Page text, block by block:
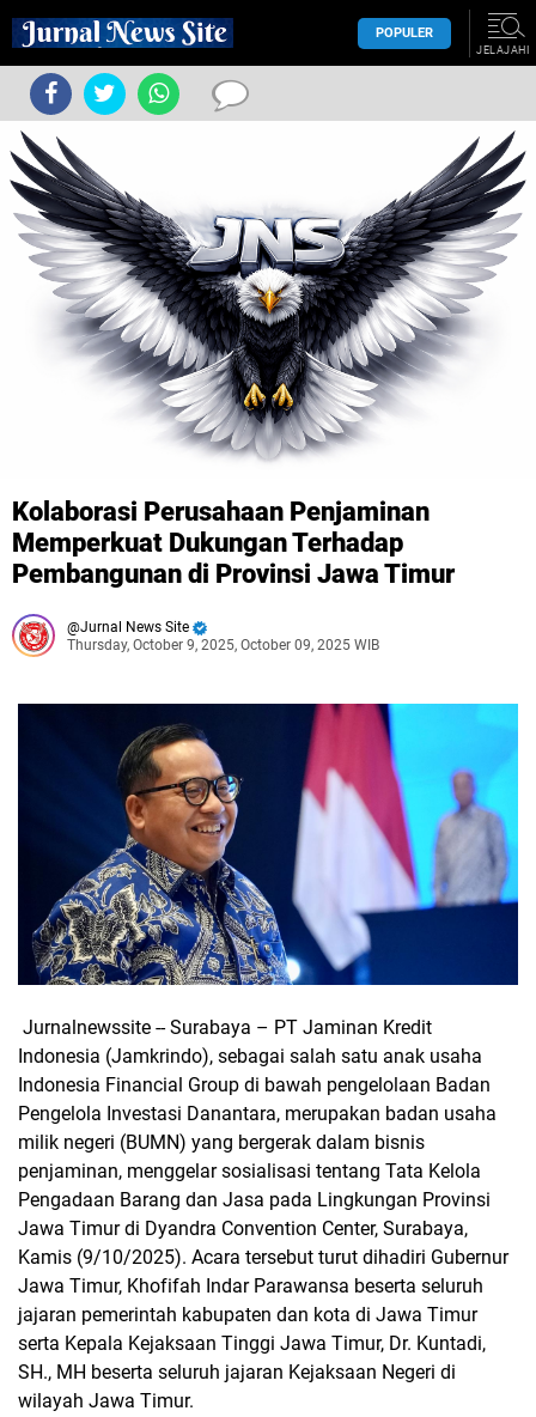
POPULER
JELAJAHI
Kolaborasi Perusahaan Penjaminan
Memperkuat Dukungan Terhadap
Pembangunan di Provinsi Jawa Timur
Jurnal News Site
Thursday, October 9, 2025, October 09, 2025 WIB
Jurnalnewssite -- Surabaya – PT Jaminan Kredit
Indonesia (Jamkrindo), sebagai salah satu anak usaha
Indonesia Financial Group di bawah pengelolaan Badan
Pengelola Investasi Danantara, merupakan badan usaha
milik negeri (BUMN) yang bergerak dalam bisnis
penjaminan, menggelar sosialisasi tentang Tata Kelola
Pengadaan Barang dan Jasa pada Lingkungan Provinsi
Jawa Timur di Dyandra Convention Center, Surabaya,
Kamis (9/10/2025). Acara tersebut turut dihadiri Gubernur
Jawa Timur, Khofifah Indar Parawansa beserta seluruh
jajaran pemerintah kabupaten dan kota di Jawa Timur
serta Kepala Kejaksaan Tinggi Jawa Timur, Dr. Kuntadi,
SH., MH beserta seluruh jajaran Kejaksaan Negeri di
wilayah Jawa Timur.